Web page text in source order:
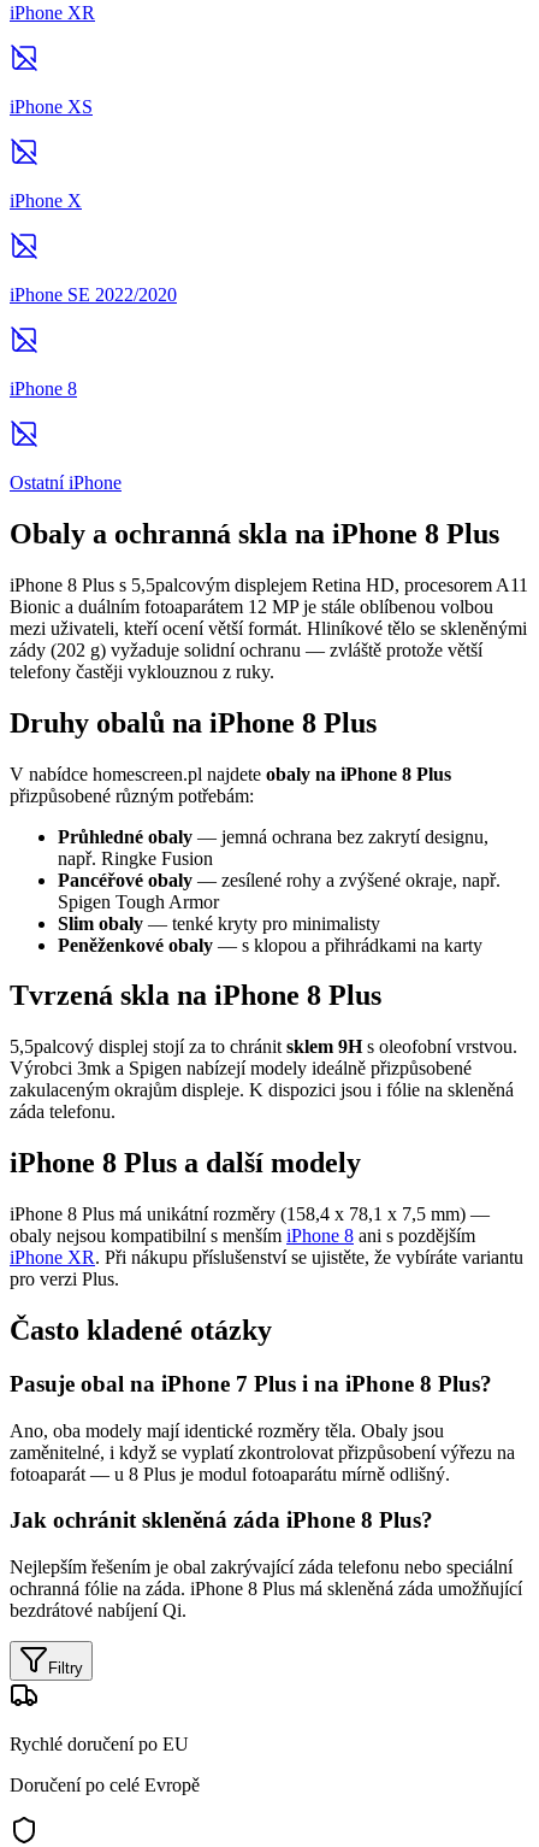
iPhone XR
iPhone XS
iPhone X
iPhone SE 2022/2020
iPhone 8
Ostatní iPhone
Obaly a ochranná skla na iPhone 8 Plus
iPhone 8 Plus s 5,5palcovým displejem Retina HD, procesorem A11
Bionic a duálním fotoaparátem 12 MP je stále oblíbenou volbou
mezi uživateli, kteří ocení větší formát. Hliníkové tělo se skleněnými
zády (202 g) vyžaduje solidní ochranu — zvláště protože větší
telefony častěji vyklouznou z ruky.
Druhy obalů na iPhone 8 Plus
V nabídce homescreen.pl najdete obaly na iPhone 8 Plus
přizpůsobené různým potřebám:
Průhledné obaly — jemná ochrana bez zakrytí designu,
např. Ringke Fusion
Pancéřové obaly — zesílené rohy a zvýšené okraje, např.
Spigen Tough Armor
Slim obaly — tenké kryty pro minimalisty
Peněženkové obaly — s klopou a přihrádkami na karty
Tvrzená skla na iPhone 8 Plus
5,5palcový displej stojí za to chránit sklem 9Hs oleofobní vrstvou.
Výrobci 3mk a Spigen nabízejí modely ideálně přizpůsobené
zakulaceným okrajům displeje. K dispozici jsou i fólie na skleněná
záda telefonu.
iPhone 8 Plus a další modely
iPhone 8 Plus má unikátní rozměry (158,4 x 78,1 x 7,5 mm) —
obaly nejsou kompatibilní s menším iPhone 8 ani s pozdějším
iPhone XR. Při nákupu příslušenství se ujistěte, že vybíráte variantu
pro verzi Plus.
Často kladené otázky
Pasuje obal na iPhone 7 Plus i na iPhone 8 Plus?
Ano, oba modely mají identické rozměry těla. Obaly jsou
zaměnitelné, i když se vyplatí zkontrolovat přizpůsobení výřezu na
fotoaparát — u 8 Plus je modul fotoaparátu mírně odlišný.
Jak ochránit skleněná záda iPhone 8 Plus?
Nejlepším řešením je obal zakrývající záda telefonu nebo speciální
ochranná fólie na záda. iPhone 8 Plus má skleněná záda umožňující
bezdrátové nabíjení Qi.
Filtry
Rychlé doručení po EU
Doručení po celé Evropě